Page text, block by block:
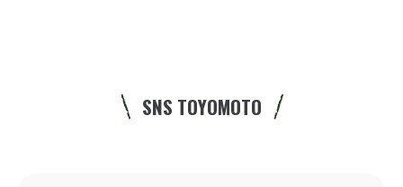
SNS TOYOMOTO